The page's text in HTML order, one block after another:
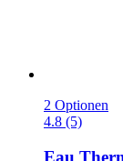
2 Optionen
4.8 (5)
Eau